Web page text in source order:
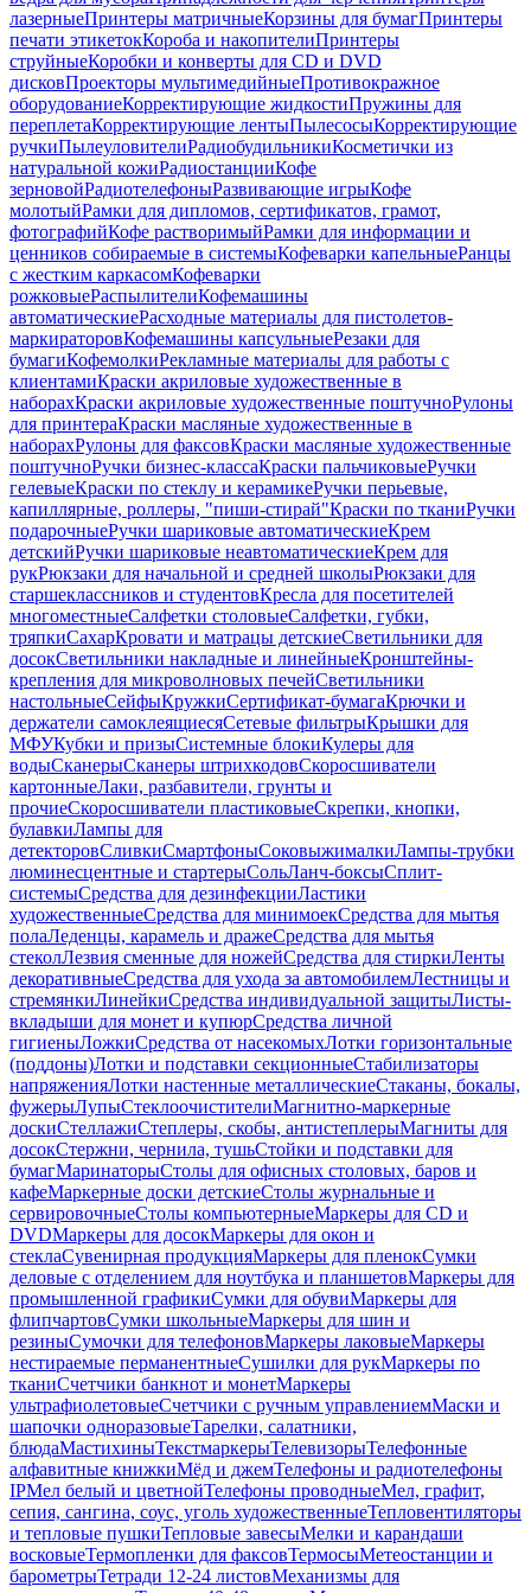
лазерныеПринтеры матричныеКорзины для бумагПринтеры
печати этикетокКороба и накопителиПринтеры
струйныеКоробки и конверты для CD и DVD
дисковПроекторы мультимедийныеПротивокражное
оборудованиеКорректирующие жидкостиПружины для
переплетаКорректирующие лентыПылесосыКорректирующие
ручкиПылеуловителиРадиобудильникиКосметички из
натуральной кожиРадиостанцииКофе
зерновойРадиотелефоныРазвивающие игрыКофе
молотыйРамки для дипломов, сертификатов, грамот,
фотографийКофе растворимыйРамки для информации и
ценников собираемые в системыКофеварки капельныеРанцы
с жестким каркасомКофеварки
рожковыеРаспылителиКофемашины
автоматическиеРасходные материалы для пистолетов-
маркираторовКофемашины капсульныеРезаки для
бумагиКофемолкиРекламные материалы для работы с
клиентамиКраски акриловые художественные в
наборахКраски акриловые художественные поштучноРулоны
для принтераКраски масляные художественные в
наборахРулоны для факсовКраски масляные художественные
поштучноРучки бизнес-классаКраски пальчиковыеРучки
гелевыеКраски по стеклу и керамикеРучки перьевые,
капиллярные, роллеры, "пиши-стирай"Краски по тканиРучки
подарочныеРучки шариковые автоматическиеКрем
детскийРучки шариковые неавтоматическиеКрем для
рукРюкзаки для начальной и средней школыРюкзаки для
старшеклассников и студентовКресла для посетителей
многоместныеСалфетки столовыеСалфетки, губки,
тряпкиСахарКровати и матрацы детскиеСветильники для
досокСветильники накладные и линейныеКронштейны-
крепления для микроволновых печейСветильники
настольныеСейфыКружкиСертификат-бумагаКрючки и
держатели самоклеящиесяСетевые фильтрыКрышки для
МФУКубки и призыСистемные блокиКулеры для
водыСканерыСканеры штрихкодовСкоросшиватели
картонныеЛаки, разбавители, грунты и
прочиеСкоросшиватели пластиковыеСкрепки, кнопки,
булавкиЛампы для
детекторовСливкиСмартфоныСоковыжималкиЛампы-трубки
люминесцентные и стартерыСольЛанч-боксыСплит-
системыСредства для дезинфекцииЛастики
художественныеСредства для минимоекСредства для мытья
полаЛеденцы, карамель и дражеСредства для мытья
стеколЛезвия сменные для ножейСредства для стиркиЛенты
декоративныеСредства для ухода за автомобилемЛестницы и
стремянкиЛинейкиСредства индивидуальной защитыЛисты-
вкладыши для монет и купюрСредства личной
гигиеныЛожкиСредства от насекомыхЛотки горизонтальные
(поддоны)Лотки и подставки секционныеСтабилизаторы
напряженияЛотки настенные металлическиеСтаканы, бокалы,
фужерыЛупыСтеклоочистителиМагнитно-маркерные
доскиСтеллажиСтеплеры, скобы, антистеплерыМагниты для
досокСтержни, чернила, тушьСтойки и подставки для
бумагМаринаторыСтолы для офисных столовых, баров и
кафеМаркерные доски детскиеСтолы журнальные и
сервировочныеСтолы компьютерныеМаркеры для CD и
DVDМаркеры для досокМаркеры для окон и
стеклаСувенирная продукцияМаркеры для пленокСумки
деловые с отделением для ноутбука и планшетовМаркеры для
промышленной графикиСумки для обувиМаркеры для
флипчартовСумки школьныеМаркеры для шин и
резиныСумочки для телефоновМаркеры лаковыеМаркеры
нестираемые перманентныеСушилки для рукМаркеры по
тканиСчетчики банкнот и монетМаркеры
ультрафиолетовыеСчетчики с ручным управлениемМаски и
шапочки одноразовыеТарелки, салатники,
блюдаМастихиныТекстмаркерыТелевизорыТелефонные
алфавитные книжкиМёд и джемТелефоны и радиотелефоны
IPМел белый и цветнойТелефоны проводныеМел, графит,
сепия, сангина, соус, уголь художественныеТепловентиляторы
и тепловые пушкиТепловые завесыМелки и карандаши
восковыеТермопленки для факсовТермосыМетеостанции и
барометрыТетради 12-24 листовМеханизмы для